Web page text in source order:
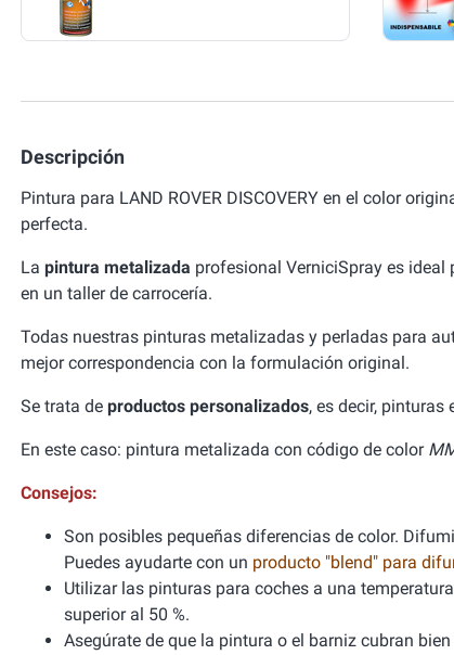
Descripción
Pintura para LAND ROVER DISCOVERY en el color
perfecta.
La pintura metalizada profesional VerniciSpray es
en un taller de carrocería.
Todas nuestras pinturas metalizadas y perladas para
mejor correspondencia con la formulación original.
Se trata de productos personalizados, es decir,
En este caso: pintura metalizada con código de color
Consejos:
Son posibles pequeñas diferencias de color.
Puedes ayudarte con un producto "blend" para
Utilizar las pinturas para coches a una
superior al 50 %.
Asegúrate de que la pintura o el barniz cubran